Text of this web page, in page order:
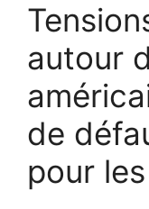
autour
de
pour